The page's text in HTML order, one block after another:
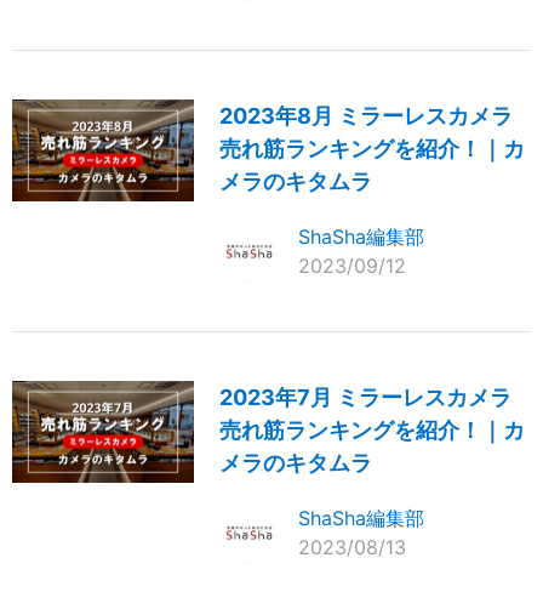
2023年8月 ミラーレスカメラ
売れ筋ランキングを紹介！｜カ
メラのキタムラ
ShaSha編集部
2023/09/12
2023年7月 ミラーレスカメラ
売れ筋ランキングを紹介！｜カ
メラのキタムラ
ShaSha編集部
2023/08/13